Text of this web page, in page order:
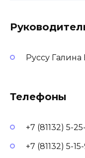
Руссу
Телефоны
+7 (81132) 5-
+7 (81132) 5-